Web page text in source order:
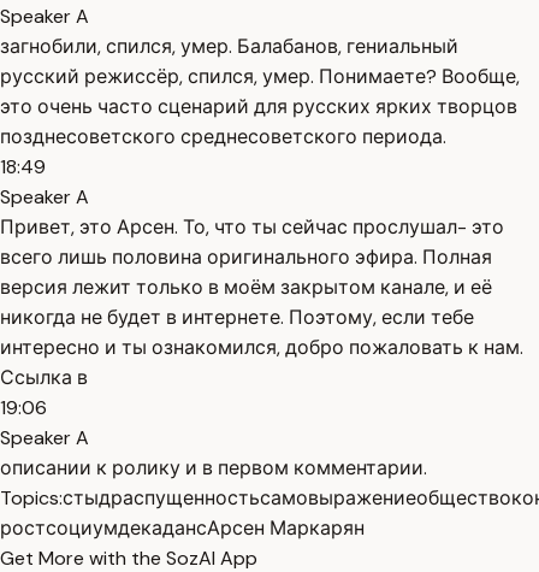
Speaker A
загнобили, спился, умер. Балабанов, гениальный
русский режиссёр, спился, умер. Понимаете? Вообще,
это очень часто сценарий для русских ярких творцов
позднесоветского среднесоветского периода.
18:49
Speaker A
Привет, это Арсен. То, что ты сейчас прослушал- это
всего лишь половина оригинального эфира. Полная
версия лежит только в моём закрытом канале, и её
никогда не будет в интернете. Поэтому, если тебе
интересно и ты ознакомился, добро пожаловать к нам.
Ссылка в
19:06
Speaker A
описании к ролику и в первом комментарии.
Topics:стыдраспущенностьсамовыражениеобщество
ростсоциумдекадансАрсен Маркарян
Get More with the SozAI App